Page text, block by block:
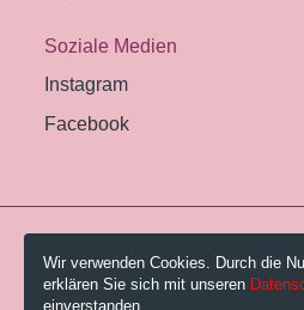
Soziale Medien
Instagram
Facebook
© 2026 Pestalozzi-Bibliothek
Impressum
Wir verwenden Cookies. Durch die
erklären Sie sich mit unseren
einverstanden.